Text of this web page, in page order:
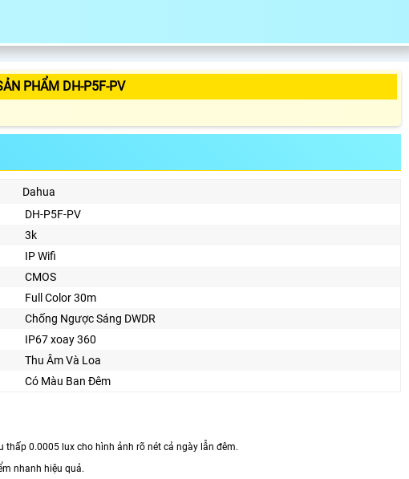
PHẨM DH-P5F-PV
Dahua
DH-P5F-PV
3k
IP Wifi
CMOS
Full Color 30m
Chống Ngược Sáng DWDR
IP67 xoay 360
Thu Âm Và Loa
Có Màu Ban Ðêm
thấp 0.0005 lux cho hình ảnh rõ nét cả ngày lẫn đêm.
nhanh hiệu quả.